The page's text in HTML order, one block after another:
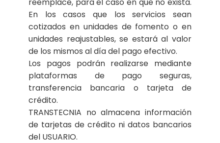
En los casos que los servicios sean
cotizados en unidades de fomento o en
unidades reajustables, se estará al valor
de los mismos al día del pago efectivo.
Los pagos podrán realizarse mediante
plataformas de pago seguras,
transferencia bancaria o tarjeta de
crédito.
TRANSTECNIA no almacena información
de tarjetas de crédito ni datos bancarios
del USUARIO.